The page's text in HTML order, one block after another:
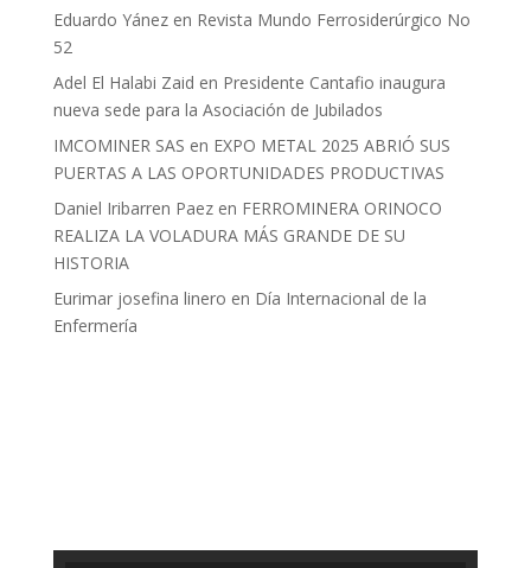
Eduardo Yánezen Revista Mundo Ferrosiderúrgico No
52
Adel El Halabi Zaid en Presidente Cantafio inaugura
nueva sede para la Asociación de Jubilados
IMCOMINER SAS en EXPO METAL 2025 ABRIÓ SUS
PUERTAS A LAS OPORTUNIDADES PRODUCTIVAS
Daniel Iribarren Paezen FERROMINERA ORINOCO
REALIZA LA VOLADURA MÁS GRANDE DE SU
HISTORIA
Eurimar josefina linero en Día Internacional de la
Enfermería